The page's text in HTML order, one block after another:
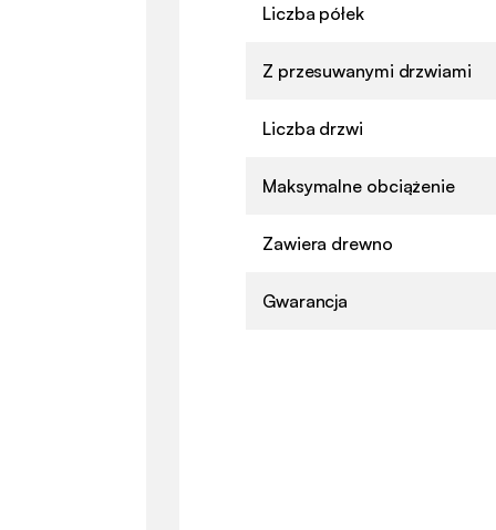
Liczba półek
Z przesuwanymi drzwiami
Liczba drzwi
Maksymalne obciążenie
Zawiera drewno
Gwarancja